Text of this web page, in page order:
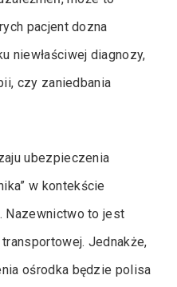
pacjent dozna
niewłaściwej diagnozy,
czy zaniedbania
ubezpieczenia
w kontekście
Nazewnictwo to jest
Jednakże,
ośrodka będzie polisa